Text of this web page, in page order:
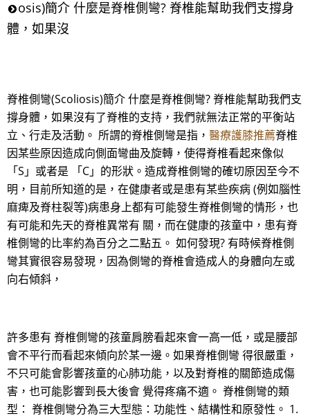
osis)簡介 什麼是脊椎側彎? 脊椎能幫助我們支撐身
體，如果沒
脊椎側彎(Scoliosis)簡介 什麼是脊椎側彎? 脊椎能幫助我們支
撐身體，如果沒有了脊椎的支持，我們就無法正常的平衡站
立、行走及活動。 所謂的脊椎側彎是指， 醫療護膝推薦脊椎
因某些原因造成向側面彎曲及旋轉，使得脊椎看起來像似
「S」或者是 「C」的形狀。造成脊椎側彎的確切原因至今不
明，目前所知道的是，在健康者或是患有某些疾病 (例如腦性
麻痺及脊柱裂等)病患身上都有可能發生脊椎側彎的情形，也
有可能和先天的脊椎異常有 關，而在健康的孩童中，患有脊
椎側彎的比率約為百分之二點五。 如何發現? 有時候脊椎側
彎其實很容易發現，因為側彎的脊椎會造成人的身體向左或
向右傾斜，
許多患有 脊椎側彎的孩童肩膀看起來會一高一低，或是腰部
會不平行而看起來傾向於某一邊。如果脊椎側彎 得很嚴重，
不只可能會影響孩童的心肺功能，以及對脊椎的關節造成傷
害，也可能影響到長大後會 覺得疼痛不適。 脊椎側彎的類
型： 脊椎側彎分為三大型態：功能性、結構性和原發性。 1.